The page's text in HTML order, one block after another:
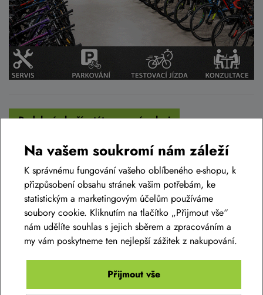
Podobné zboží v této cenové relaci
Na vašem soukromí nám záleží
K správnému fungování vašeho oblíbeného e-shopu, k
přizpůsobení obsahu stránek vašim potřebám, ke
statistickým a marketingovým účelům používáme
soubory cookie. Kliknutím na tlačítko „Přijmout vše“
nám udělíte souhlas s jejich sběrem a zpracováním a
my vám poskytneme ten nejlepší zážitek z nakupování.
Přijmout vše